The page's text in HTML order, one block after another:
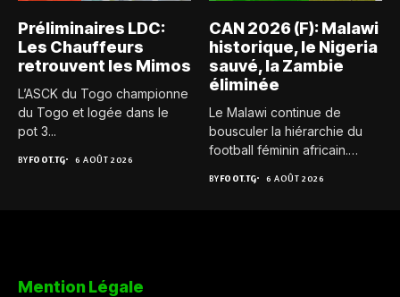
Préliminaires LDC:
Les Chauffeurs
retrouvent les Mimos
L’ASCK du Togo championne
du Togo et logée dans le
pot 3...
BYFOOT.TG 6 AOÛT 2026
CAN 2026 (F): Malawi
historique, le Nigeria
sauvé, la Zambie
éliminée
Le Malawi continue de
bousculer la hiérarchie du
football féminin africain.
BYFOOT.TG 6 AOÛT 2026
Mention Légale